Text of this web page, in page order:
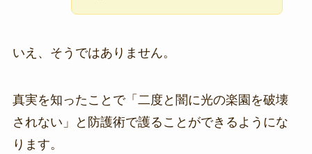
いえ、そうではありません。
真実を知ったことで「二度と闇に光の楽園を破壊
されない」と防護術で護ることができるようにな
ります。